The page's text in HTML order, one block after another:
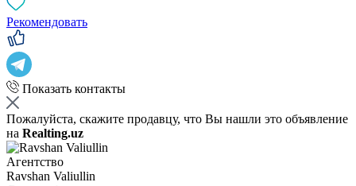
Рекомендовать
Показать контакты
Пожалуйста, скажите продавцу, что Вы нашли это объявление
на Realting.uz
Агентство
Ravshan Valiullin